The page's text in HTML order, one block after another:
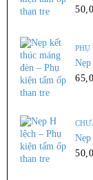
Tấm
Tấm
PHỤ